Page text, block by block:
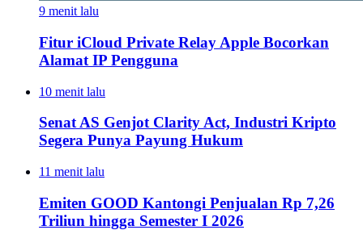
9 menit lalu
Fitur iCloud Private Relay Apple Bocorkan
Alamat IP Pengguna
10 menit lalu
Senat AS Genjot Clarity Act, Industri Kripto
Segera Punya Payung Hukum
11 menit lalu
Emiten GOOD Kantongi Penjualan Rp 7,26
Triliun hingga Semester I 2026